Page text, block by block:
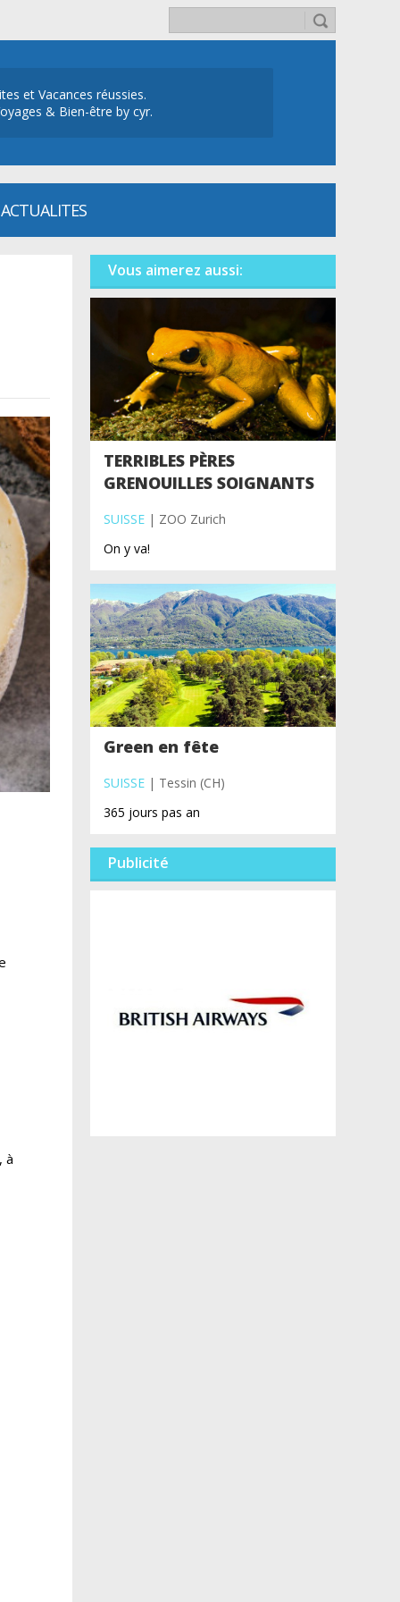
et Vacances réussies.
& Bien-être by cyr.
ACTUALITES
à
Vous aimerez aussi:
TERRIBLES PÈRES
GRENOUILLES SOIGNANTS
SUISSE | ZOO Zurich
On y va!
Green en fête
SUISSE | Tessin (CH)
365 jours pas an
Publicité